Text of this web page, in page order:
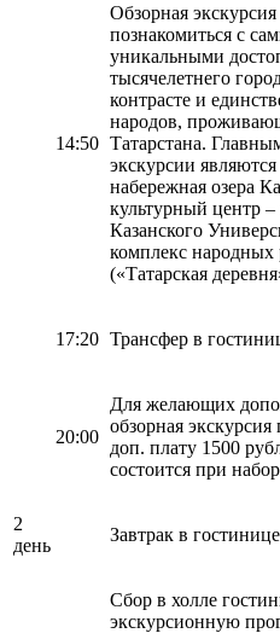
14:50
Обзорная
познакомиться с
уникальными
тысячелетнего
контрасте и
народов,
Татарстана.
экскурсии
набережная озера
культурный центр
Казанского
комплекс
(«Татарская
17:20 Трансфер в
20:00
Для желающих
обзорная
доп. плату 1500
состоится при
2
день
Завтрак в
Сбор в холле
экскурсионную